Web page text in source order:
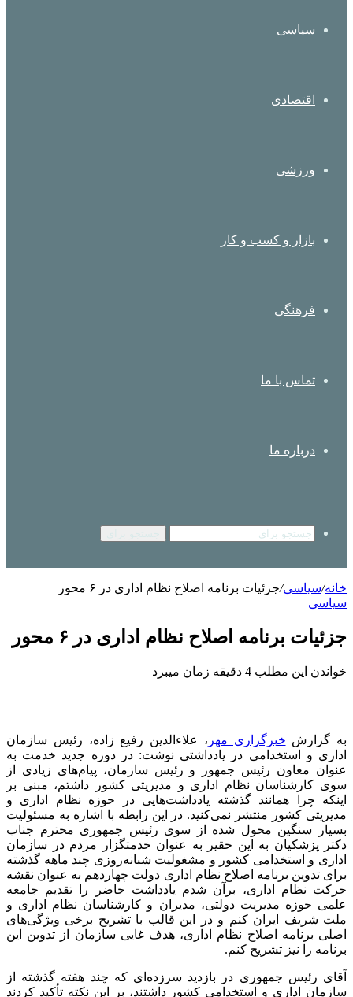
سیاسی
اقتصادی
ورزشی
بازار و کسب و کار
فرهنگی
تماس با ما
درباره ما
خانه/سیاسی/جزئیات برنامه اصلاح نظام اداری در ۶ محور
سیاسی
جزئیات برنامه اصلاح نظام اداری در ۶ محور
خواندن این مطلب 4 دقیقه زمان میبرد
به گزارش خبرگزاری مهر ، علاءالدین رفیع زاده، رئیس سازمان
اداری و استخدامی در یادداشتی نوشت: در دوره جدید خدمت به
عنوان معاون رئیس جمهور و رئیس سازمان، پیام‌های زیادی از
سوی کارشناسان نظام اداری و مدیریتی کشور داشتم، مبنی بر
اینکه چرا همانند گذشته یادداشت‌هایی در حوزه نظام اداری و
مدیریتی کشور منتشر نمی‌کنید. در این رابطه با اشاره به مسئولیت
بسیار سنگین محول شده از سوی رئیس جمهوری محترم جناب
دکتر پزشکیان به این حقیر به عنوان خدمتگزار مردم در سازمان
اداری و استخدامی کشور و مشغولیت شبانه‌روزی چند ماهه گذشته
برای تدوین برنامه اصلاح نظام اداری دولت چهاردهم به عنوان نقشه
حرکت نظام اداری، برآن شدم یادداشت حاضر را تقدیم جامعه
علمی حوزه مدیریت دولتی، مدیران و کارشناسان نظام اداری و
ملت شریف ایران کنم و در این قالب با تشریح برخی ویژگی‌های
اصلی برنامه اصلاح نظام اداری، هدف غایی سازمان از تدوین این
برنامه را نیز تشریح کنم.
آقای رئیس جمهوری در بازدید سرزده‌ای که چند هفته گذشته از
سازمان اداری و استخدامی کشور داشتند، بر این نکته تأکید کردند